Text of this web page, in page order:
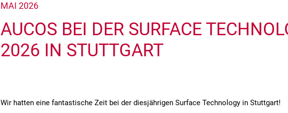
MAI 2026
AUCOS BEI DER SURFACE
2026 IN STUTTGART
Wir hatten eine fantastische Zeit bei der diesjährigen Surface Technology in Stuttgart!